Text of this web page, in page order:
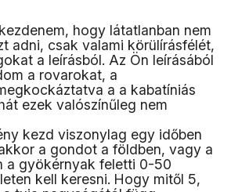
hogy látatlanban nem
adni, csak valami körülírásfélét,
a leírásból. Az Ön leírásából
a rovarokat, a
a a kabatíniás
ezek valószínűleg nem
kezd viszonylag egy időben
a gondot a földben, vagy a
a gyökérnyak feletti 0-50
kell keresni. Hogy mitől 5,